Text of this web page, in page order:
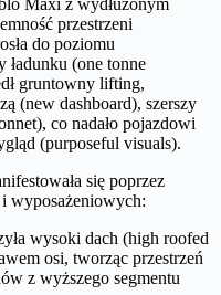
Maxi z wydłużonym
przestrzeni
do poziomu
ładunku (one tonne
gruntowny lifting,
(new dashboard), szerszy
co nadało pojazdowi
(purposeful visuals).
się poprzez
wyposażeniowych:
wysoki dach (high roofed
osi, tworząc przestrzeń
z wyższego segmentu